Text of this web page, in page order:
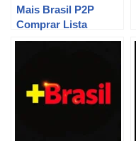
Mais Brasil P2P
Comprar Lista